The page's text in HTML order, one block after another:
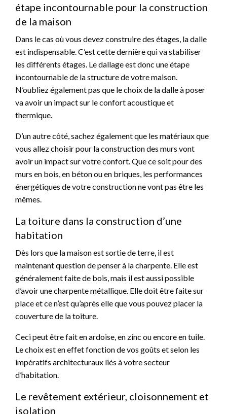
étape incontournable pour la construction
de la maison
Dans le cas où vous devez construire des étages, la dalle
est indispensable. C’est cette dernière qui va stabiliser
les différents étages. Le dallage est donc une étape
incontournable de la structure de votre maison.
N’oubliez également pas que le choix de la dalle à poser
va avoir un impact sur le confort acoustique et
thermique.
D’un autre côté, sachez également que les matériaux que
vous allez choisir pour la construction des murs vont
avoir un impact sur votre confort. Que ce soit pour des
murs en bois, en béton ou en briques, les performances
énergétiques de votre construction ne vont pas être les
mêmes.
La toiture dans la construction d’une
habitation
Dès lors que la maison est sortie de terre, il est
maintenant question de penser à la charpente. Elle est
généralement faite de bois, mais il est aussi possible
d’avoir une charpente métallique. Elle doit être faite sur
place et ce n’est qu’après elle que vous pouvez placer la
couverture de la toiture.
Ceci peut être fait en ardoise, en zinc ou encore en tuile.
Le choix est en effet fonction de vos goûts et selon les
impératifs architecturaux liés à votre secteur
d’habitation.
Le revêtement extérieur, cloisonnement et
isolation